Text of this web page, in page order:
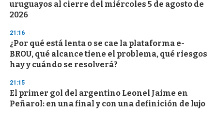
uruguayos al cierre del miércoles 5 de agosto de
2026
21:16
¿Por qué está lenta o se cae la plataforma e-
BROU, qué alcance tiene el problema, qué riesgos
hay y cuándo se resolverá?
21:15
El primer gol del argentino Leonel Jaime en
Peñarol: en una final y con una definición de lujo